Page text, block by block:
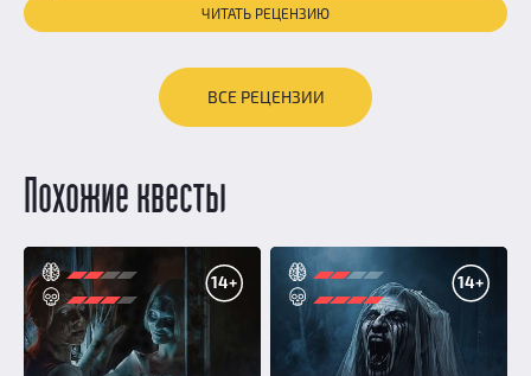
ЧИТАТЬ РЕЦЕНЗИЮ
ВСЕ РЕЦЕНЗИИ
Похожие квесты
14+ 14+